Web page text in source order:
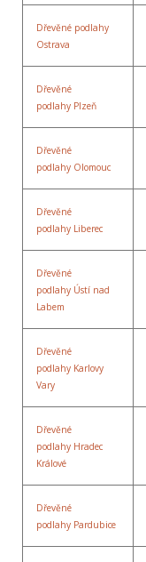
Dřevěné podlahy
Ostrava
Dřevěné
podlahy Plzeň
Dřevěné
podlahy Olomouc
Dřevěné
podlahy Liberec
Dřevěné
podlahy Ústí nad
Labem
Dřevěné
podlahy Karlovy
Vary
Dřevěné
podlahy Hradec
Králové
Dřevěné
podlahy Pardubice